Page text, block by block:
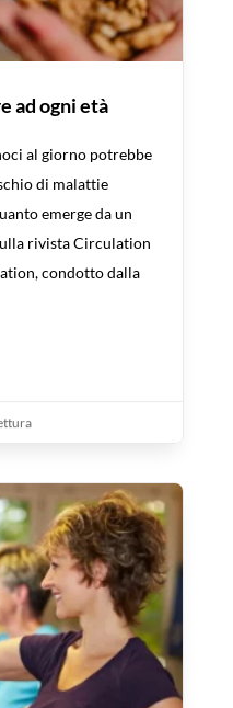
ad ogni età
al giorno potrebbe
di malattie
emerge da un
rivista Circulation
condotto dalla